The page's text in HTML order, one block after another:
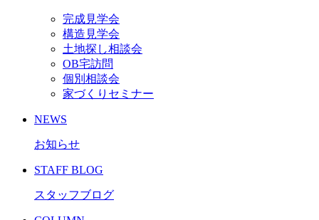
完成見学会
構造見学会
土地探し相談会
OB宅訪問
個別相談会
家づくりセミナー
NEWS
お知らせ
STAFF BLOG
スタッフブログ